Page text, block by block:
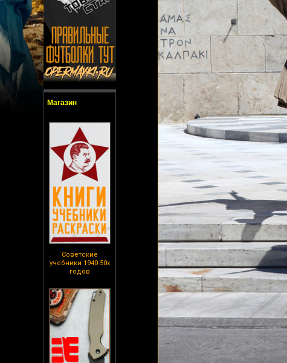
Магазин
Советские
учебники 1940-50х
годов